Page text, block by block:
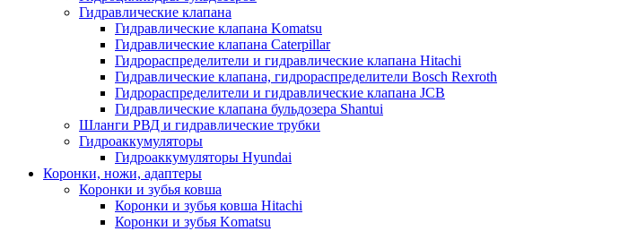
Гидравлические клапана
Гидравлические клапана Komatsu
Гидравлические клапана Caterpillar
Гидрораспределители и гидравлические клапана Hitachi
Гидравлические клапана, гидрораспределители Bosch Rexroth
Гидрораспределители и гидравлические клапана JCB
Гидравлические клапана бульдозера Shantui
Шланги РВД и гидравлические трубки
Гидроаккумуляторы
Гидроаккумуляторы Hyundai
Коронки, ножи, адаптеры
Коронки и зубья ковша
Коронки и зубья ковша Hitachi
Коронки и зубья Komatsu